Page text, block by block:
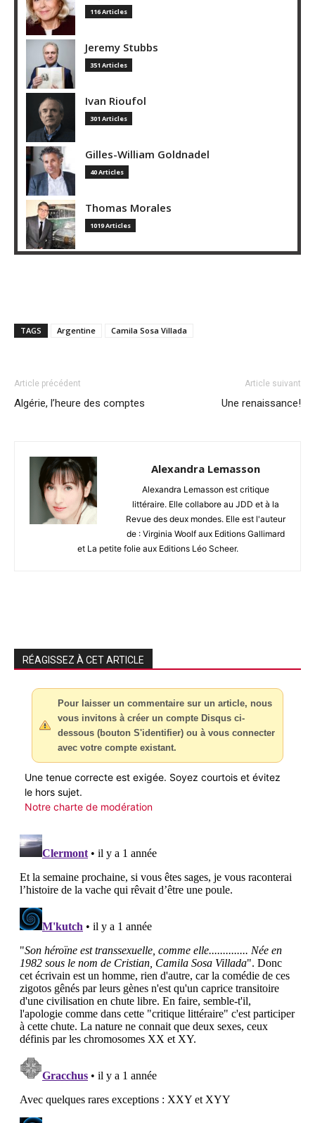
116 Articles
Jeremy Stubbs
351 Articles
Ivan Rioufol
301 Articles
Gilles-William Goldnadel
40 Articles
Thomas Morales
1019 Articles
TAGS Argentine Camila Sosa Villada
Article précédent
Algérie, l’heure des comptes
Article suivant
Une renaissance!
Alexandra Lemasson
Alexandra Lemasson est critique
littéraire. Elle collabore au JDD et à la
Revue des deux mondes. Elle est l'auteur
de : Virginia Woolf aux Editions Gallimard
et La petite folie aux Editions Léo Scheer.
RÉAGISSEZ À CET ARTICLE
Pour laisser un commentaire sur un article, nous
vous invitons à créer un compte Disqus ci-
dessous (bouton S'identifier) ou à vous connecter
avec votre compte existant.
Une tenue correcte est exigée. Soyez courtois et évitez
le hors sujet.
Notre charte de modération